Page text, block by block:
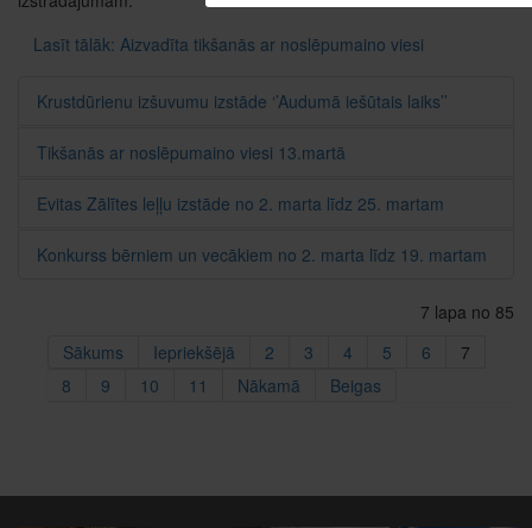
Lasīt tālāk: Aizvadīta tikšanās ar noslēpumaino viesi
Krustdūrienu izšuvumu izstāde ‘’Audumā iešūtais laiks’’
Tikšanās ar noslēpumaino viesi 13.martā
Evitas Zālītes leļļu izstāde no 2. marta līdz 25. martam
Konkurss bērniem un vecākiem no 2. marta līdz 19. martam
7 lapa no 85
Sākums
Iepriekšējā 2 3 4 5 6
7
8
9 10 11 Nākamā Beigas